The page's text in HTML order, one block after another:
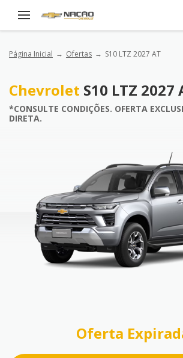
Página Inicial Ofertas S10 LTZ 2027 AT
Chevrolet S10 LTZ 2027
*CONSULTE CONDIÇÕES. OFERTA
DIRETA.
Oferta